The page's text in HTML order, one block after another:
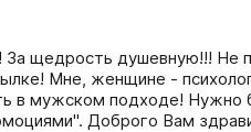
щедрость душевную!!! Не
Мне, женщине -
в мужском подходе! Нужно
Доброго Вам